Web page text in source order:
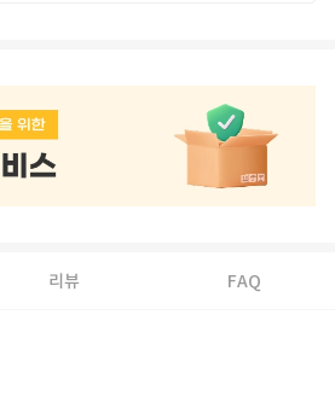
리뷰 FAQ